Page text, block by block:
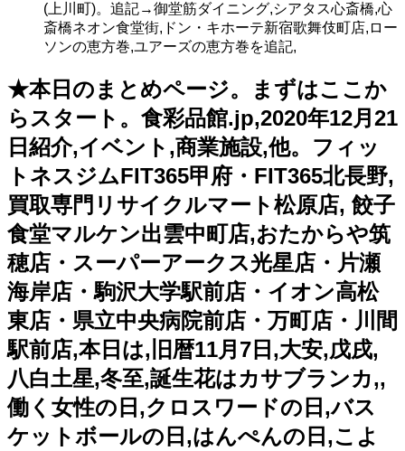
(上川町)。追記→御堂筋ダイニング,シアタス心斎橋,心
斎橋ネオン食堂街,ドン・キホーテ新宿歌舞伎町店,ロー
ソンの恵方巻,ユアーズの恵方巻を追記,
★本日のまとめページ。まずはここか
らスタート。食彩品館.jp,2020年12月21
日紹介,イベント,商業施設,他。フィッ
トネスジムFIT365甲府・FIT365北長野,
買取専門リサイクルマート松原店, 餃子
食堂マルケン出雲中町店,おたからや筑
穂店・スーパーアークス光星店・片瀬
海岸店・駒沢大学駅前店・イオン高松
東店・県立中央病院前店・万町店・川間
駅前店,本日は,旧暦11月7日,大安,戊戌,
八白土星,冬至,誕生花はカサブランカ,,
働く女性の日,クロスワードの日,バス
ケットボールの日,はんぺんの日,こよ